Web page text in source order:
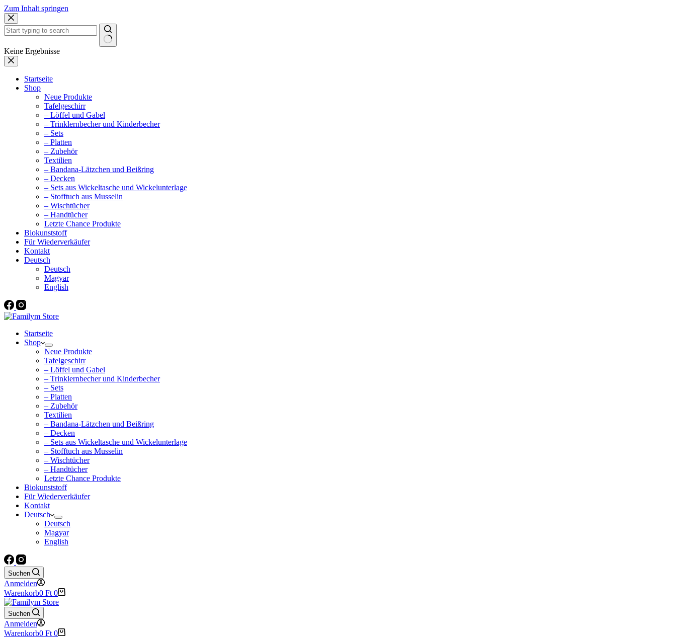
Zum Inhalt springen
Keine Ergebnisse
Startseite
Shop
Neue Produkte
Tafelgeschirr
– Löffel und Gabel
– Trinklernbecher und Kinderbecher
– Sets
– Platten
– Zubehör
Textilien
– Bandana-Lätzchen und Beißring
– Decken
– Sets aus Wickeltasche und Wickelunterlage
– Stofftuch aus Musselin
– Wischtücher
– Handtücher
Letzte Chance Produkte
Biokunststoff
Für Wiederverkäufer
Kontakt
Deutsch
Deutsch
Magyar
English
Startseite
Shop
Neue Produkte
Tafelgeschirr
– Löffel und Gabel
– Trinklernbecher und Kinderbecher
– Sets
– Platten
– Zubehör
Textilien
– Bandana-Lätzchen und Beißring
– Decken
– Sets aus Wickeltasche und Wickelunterlage
– Stofftuch aus Musselin
– Wischtücher
– Handtücher
Letzte Chance Produkte
Biokunststoff
Für Wiederverkäufer
Kontakt
Deutsch
Deutsch
Magyar
English
Suchen
Anmelden
Warenkorb0 Ft 0
Suchen
Anmelden
Warenkorb0 Ft 0